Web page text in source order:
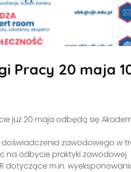
Pracy 20 maja
już 20 maja odbędą się
zawodowego w
na odbycie praktyki zawodowej
dotyczące m.in.